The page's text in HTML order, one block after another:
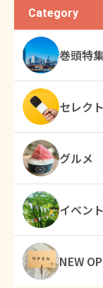
Category
巻頭特
セレクト
グルメ
イベント
NEW